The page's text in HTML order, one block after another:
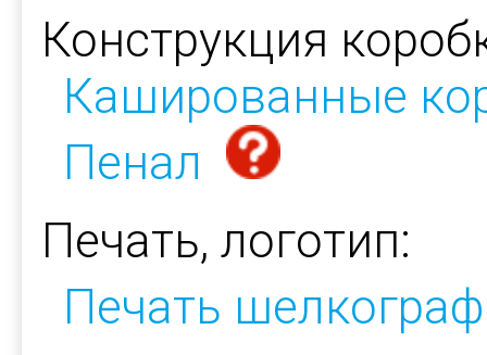
Конструкция
Кашированные
Пенал
Печать, логотип:
Печать